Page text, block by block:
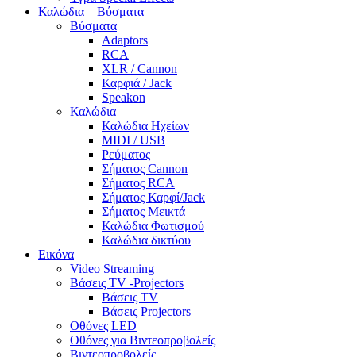
Καλώδια – Βύσματα
Βύσματα
Adaptors
RCA
XLR / Cannon
Καρφιά / Jack
Speakon
Καλώδια
Καλώδια Ηχείων
MIDI / USB
Ρεύματος
Σήματος Cannon
Σήματος RCA
Σήματος Καρφί/Jack
Σήματος Μεικτά
Καλώδια Φωτισμού
Καλώδια δικτύου
Εικόνα
Video Streaming
Βάσεις TV -Projectors
Βάσεις TV
Βάσεις Projectors
Οθόνες LED
Οθόνες για Βιντεοπροβολείς
Βιντεοπροβολείς